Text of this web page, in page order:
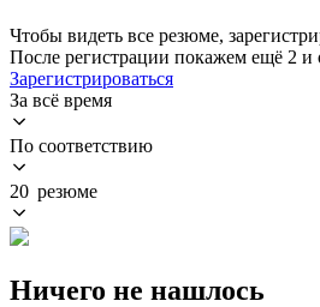
Чтобы видеть все резюме,
После регистрации покажем ещё 2 и
Зарегистрироваться
За всё время
По соответствию
20 резюме
Ничего не нашлось